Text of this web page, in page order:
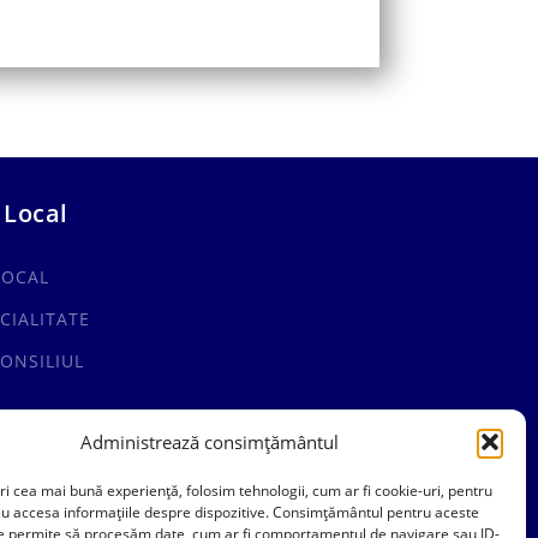
Administrează consimțământul
cea mai bună experiență, folosim tehnologii, cum ar fi cookie-uri, pentru
accesa informațiile despre dispozitive. Consimțământul pentru aceste
permite să procesăm date, cum ar fi comportamentul de navigare sau ID-